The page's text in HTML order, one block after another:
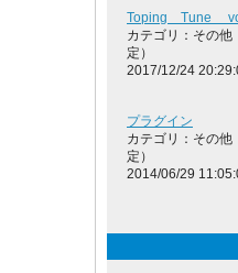
Toping Tune
カテゴリ：その他
定）
2017/12/24
プラグイン
カテゴリ：その他
定）
2014/06/29